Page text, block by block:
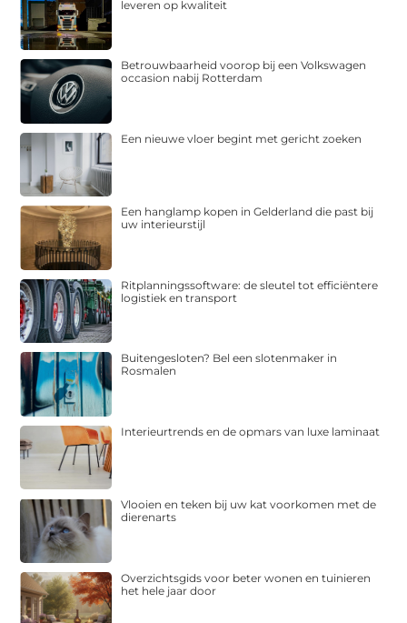
leveren op kwaliteit
Betrouwbaarheid voorop bij een Volkswagen
occasion nabij Rotterdam
Een nieuwe vloer begint met gericht zoeken
Een hanglamp kopen in Gelderland die past bij
uw interieurstijl
Ritplanningssoftware: de sleutel tot efficiëntere
logistiek en transport
Buitengesloten? Bel een slotenmaker in
Rosmalen
Interieurtrends en de opmars van luxe laminaat
Vlooien en teken bij uw kat voorkomen met de
dierenarts
Overzichtsgids voor beter wonen en tuinieren
het hele jaar door